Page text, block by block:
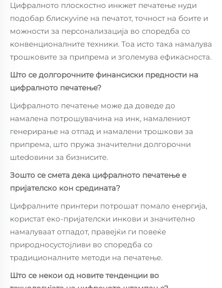
Цифралното плоскостно инкжет печатење нуди
подобар блискуvine на печатот, точност на боите и
можности за персонализација во споредба со
конвенционалните техники. Тоа исто така намалува
трошковите за припрема и зголемува ефикасноста.
Што се долгорочните финансиски предности на
цифралното печатење?
Цифралното печатење може да доведе до
намалена потрошувачина на инк, намалениот
генерирање на отпад и намалени трошкови за
припрема, што пружа значителни долгорочни
шtedовини за бизнисите.
Зошто се смета дека цифралното печатење е
пријателско кон средината?
Цифралните принтери потрошат помало енергија,
користат еко-пријателски инкови и значително
намалуваат отпадот, правејќи ги повеќе
природносустојливи во споредба со
традиционалните методи на печатење.
Што се некои од новите тенденции во